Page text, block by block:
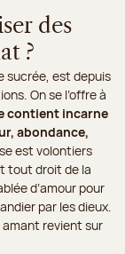
des
?
sucrée, est depuis
On se l’offre à
contient incarne
abondance,
est volontiers
tout droit de la
d’amour pour
par les dieux.
amant revient sur